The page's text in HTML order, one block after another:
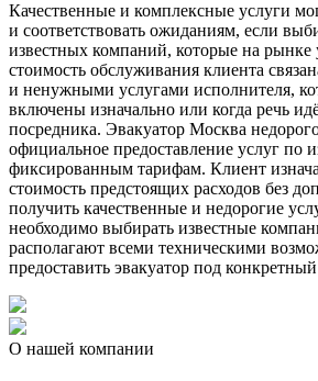
Качественные и комплексные услуги
и соответствовать ожиданиям, если
известных компаний, которые на рынке
стоимость обслуживания клиента
и ненужными услугами исполнителя,
включены изначально или когда речь
посредника. Эвакуатор Москва
официальное предоставление услуг по
фиксированным тарифам. Клиент
стоимость предстоящих расходов без
получить качественные и недорогие
необходимо выбирать известные
располагают всеми техническими
предоставить эвакуатор под
О нашей компании